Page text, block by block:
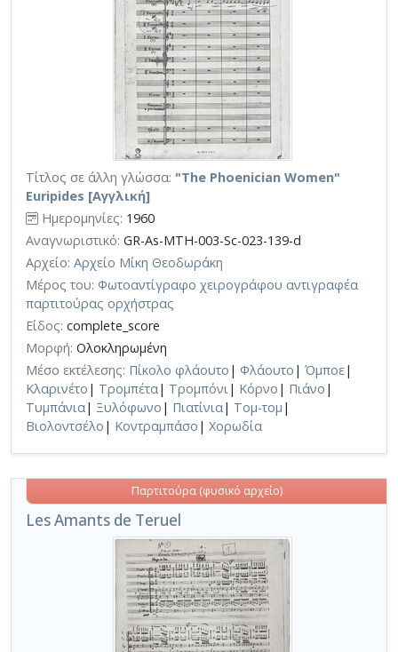
Τίτλος σε άλλη γλώσσα: "The Phoenician Women"
Euripides [Αγγλική]
Ημερομηνίες: 1960
Αναγνωριστικό: GR-As-MTH-003-Sc-023-139-d
Αρχείο: Αρχείο Μίκη Θεοδωράκη
Μέρος του: Φωτοαντίγραφο χειρογράφου αντιγραφέα
παρτιτούρας ορχήστρας
Είδος: complete_score
Μορφή: Ολοκληρωμένη
Μέσο εκτέλεσης: Πίκολο φλάουτο | Φλάουτο | Όμποε|
Κλαρινέτο | Τρομπέτα| Τρομπόνι| Κόρνο | Πιάνο |
Τυμπάνια| Ξυλόφωνο | Πιατίνια| Τομ-τομ |
Βιολοντσέλο | Κοντραμπάσο | Χορωδία
Les Amants de Teruel
Παρτιτούρα (φυσικό αρχείο)